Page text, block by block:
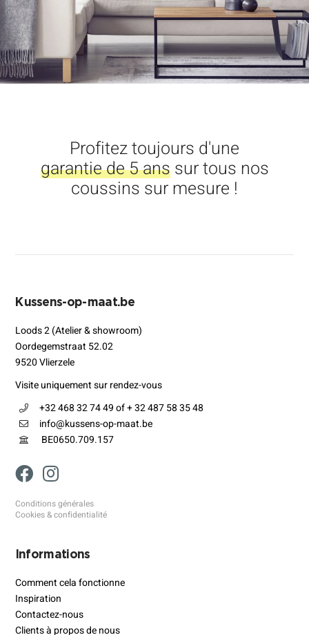
Profitez toujours d'une
garantie de 5 anssur tous nos
coussins sur mesure !
Kussens-op-maat.be
Loods 2 (Atelier & showroom)
Oordegemstraat 52.02
9520 Vlierzele
Visite uniquement sur rendez-vous
+32 468 32 74 49 of + 32 487 58 35 48
info@kussens-op-maat.be
BE0650.709.157
Conditions générales
Cookies & confidentialité
Informations
Comment cela fonctionne
Inspiration
Contactez-nous
Clients à propos de nous